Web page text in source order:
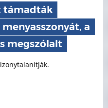
támadták
a
megszólalt